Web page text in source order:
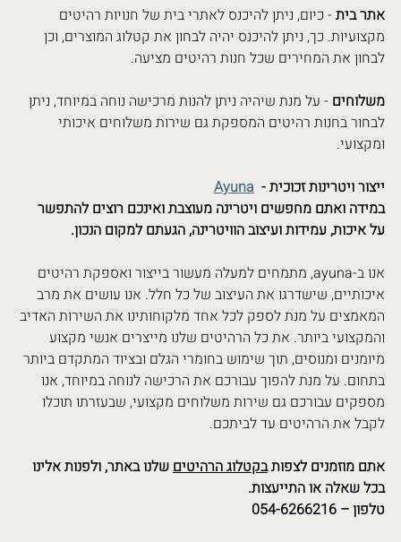
אתר בית - כיום, ניתן להיכנס לאתרי בית של חנויות רהיטים
מקצועיות. כך, ניתן להיכנס יהיה לבחון את קטלוג המוצרים, וכן
לבחון את המחירים שכל חנות רהיטים מציעה.
משלוחים - על מנת שיהיה ניתן להנות מרכישה נוחה במיוחד, ניתן
לבחור בחנות רהיטים המספקת גם שירות משלוחים איכותי
ומקצועי.
Ayuna
- ייצור ויטרינות זכוכית
במידה ואתם מחפשים ויטרינה מעוצבת ואינכם רוצים להתפשר
על איכות, עמידות ועיצוב הוויטרינה, הגעתם למקום הנכון.
אנו ב-ayuna, מתמחים למעלה מעשור בייצור ואספקת רהיטים
איכותיים, שישדרגו את העיצוב של כל חלל. אנו עושים את מרב
המאמצים על מנת לספק לכל אחד מלקוחותינו את השירות האדיב
והמקצועי ביותר. את כל הרהיטים שלנו מייצרים אנשי מקצוע
מיומנים ומנוסים, תוך שימוש בחומרי הגלם ובציוד המתקדם ביותר
בתחום. על מנת להפוך עבורכם את הרכישה לנוחה במיוחד, אנו
מספקים עבורכם גם שירות משלוחים מקצועי, שבעזרתו תוכלו
לקבל את הרהיטים עד לביתכם.
אתם מוזמנים לצפות בקטלוג הרהיטים שלנו באתר, ולפנות אלינו
בכל שאלה או התייעצות.
טלפון – 054-6266216